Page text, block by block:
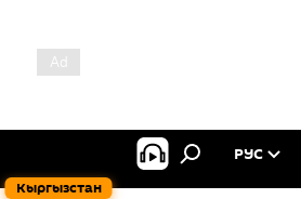
Кыргызстан
РУС